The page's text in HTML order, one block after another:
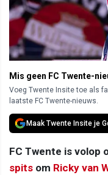
Mis geen FC Twente-
Voeg Twente Insite toe als
laatste FC Twente-nieuws.
Maak Twente Insite je
FC Twente is volop
spits om Ricky van